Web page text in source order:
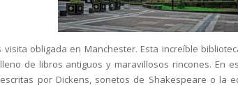
visita obligada en Manchester. Esta increíble
de libros antiguos y maravillosos rincones. En
por Dickens, sonetos de Shakespeare o la